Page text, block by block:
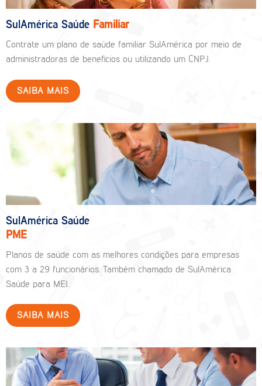
SulAmérica Saúde Familiar
Contrate um plano de saúde familiar SulAmérica por meio de
administradoras de benefícios ou utilizando um CNPJ.
SAIBA MAIS
SulAmérica Saúde
PME
Planos de saúde com as melhores condições para empresas
com 3 a 29 funcionários. Também chamado de SulAmérica
Saúde para MEI.
SAIBA MAIS